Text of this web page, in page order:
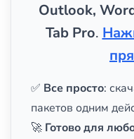
Outlook,
Tab Pro.
✅ Все просто:
пакетов одним
🚀 Готово для